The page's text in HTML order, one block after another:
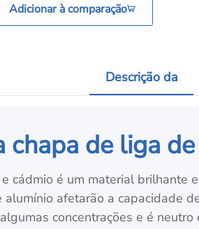
Adicionar à comparação
Descrição da
chapa de liga
cádmio é um material brilhante
alumínio afetarão a capacidade
concentrações e é neutro